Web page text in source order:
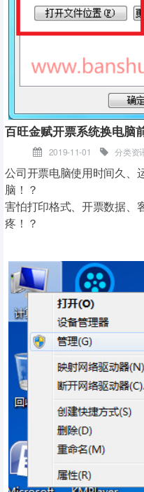
如何清除带密码的CPU的内容
1.鼠标点击PLC，选择清除，选择
2019-11-01 分类资
公司开票电脑使用时间久、
脑！？
害怕打印格式、开票数据、
疼！？
1、右键点击桌面开票软件
示，点击“打开文件位置”，